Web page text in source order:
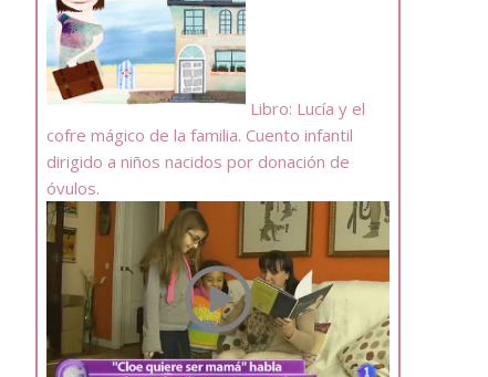
Libro: Lucía y el
cofre mágico de la familia. Cuento infantil
dirigido a niños nacidos por donación de
óvulos.